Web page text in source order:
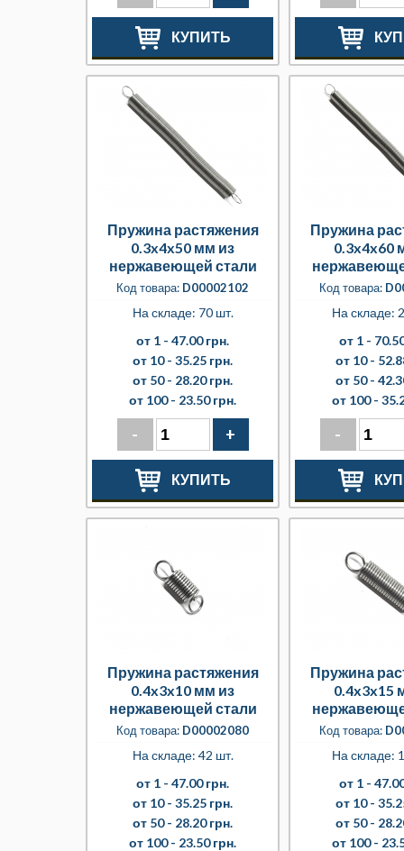
КУПИТЬ
Пружина растяжения
0.3x4x50 мм из
нержавеющей стали
Код товара: D00002102
На складе: 70 шт.
от 1 - 47.00 грн.
от 10 - 35.25 грн.
от 50 - 28.20 грн.
от 100 - 23.50 грн.
- +
КУПИТЬ
Пружина
0.3x4x60
Код товара:
На складе:
от 1 -
от 10 -
от 50 -
от 100 -
-
Пружина растяжения
0.4x3x10 мм из
нержавеющей стали
Код товара: D00002080
На складе: 42 шт.
от 1 - 47.00 грн.
от 10 - 35.25 грн.
от 50 - 28.20 грн.
от 100 - 23.50 грн.
Пружина
0.4x3x15
Код товара:
На складе:
от 1 -
от 10 -
от 50 -
от 100 -